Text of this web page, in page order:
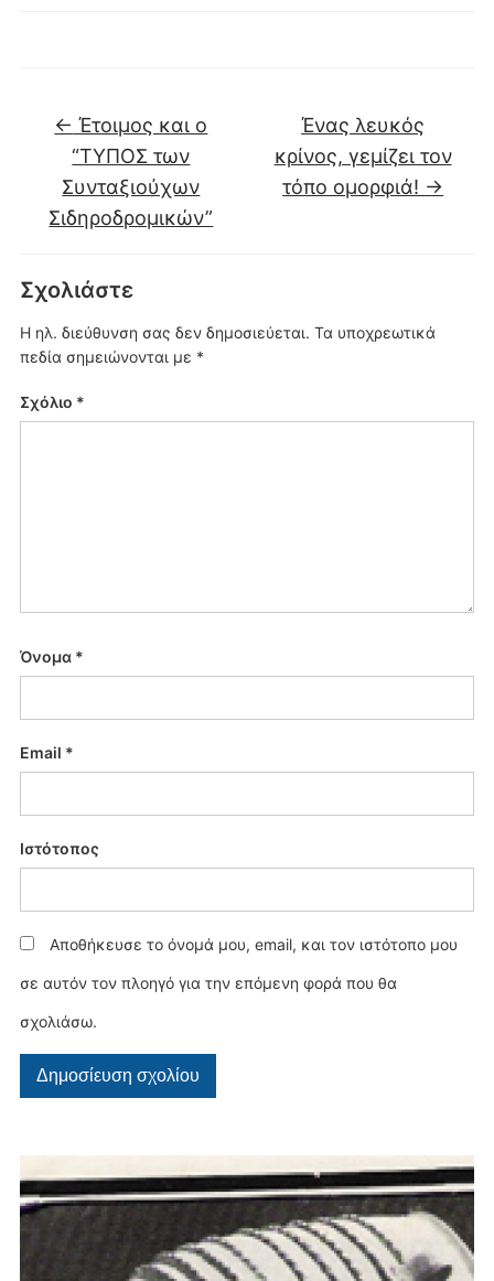
← Έτοιμος και ο
“ΤΥΠΟΣ των
Συνταξιούχων
Σιδηροδρομικών”
Ένας λευκός
κρίνος, γεμίζει τον
τόπο ομορφιά! →
Σχολιάστε
Η ηλ. διεύθυνση σας δεν δημοσιεύεται. Τα υποχρεωτικά
πεδία σημειώνονται με *
Σχόλιο *
Όνομα *
Email *
Ιστότοπος
Αποθήκευσε το όνομά μου, email, και τον ιστότοπο μου
σε αυτόν τον πλοηγό για την επόμενη φορά που θα
σχολιάσω.